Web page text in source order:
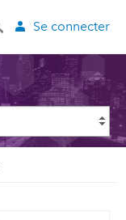
Se connecter